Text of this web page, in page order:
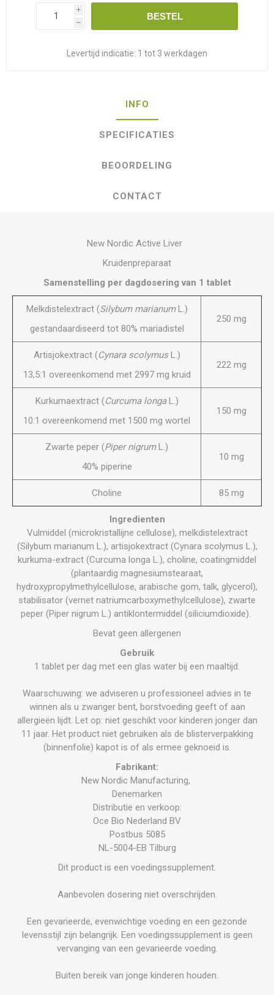
i
h
BESTEL
Levertijd indicatie: 1 tot 3 werkdagen
INFO
SPECIFICATIES
BEOORDELING
CONTACT
New Nordic Active Liver
Kruidenpreparaat
Samenstelling per dagdosering van 1 tablet
Melkdistelextract (Silybum marianumL.)
gestandaardiseerd tot 80% mariadistel
250 mg
Artisjokextract (Cynara scolymusL.)
13,5:1 overeenkomend met 2997 mg kruid
222 mg
Kurkumaextract (Curcuma longaL.)
10:1 overeenkomend met 1500 mg wortel
150 mg
Zwarte peper (Piper nigrumL.)
40% piperine
10 mg
Choline 85 mg
Ingredienten
Vulmiddel (microkristallijne cellulose), melkdistelextract
(Silybum marianum L.), artisjokextract (Cynara scolymus L.),
kurkuma-extract (Curcuma longa L.), choline, coatingmiddel
(plantaardig magnesiumstearaat,
hydroxypropylmethylcellulose, arabische gom, talk, glycerol),
stabilisator (vernet natriumcarboxymethylcellulose), zwarte
peper (Piper nigrum L.) antiklontermiddel (siliciumdioxide).
Bevat geen allergenen
Gebruik
1 tablet per dag met een glas water bij een maaltijd.
Waarschuwing: we adviseren u professioneel advies in te
winnen als u zwanger bent, borstvoeding geeft of aan
allergieën lijdt. Let op: niet geschikt voor kinderen jonger dan
11 jaar. Het product niet gebruiken als de blisterverpakking
(binnenfolie) kapot is of als ermee geknoeid is.
Fabrikant:
New Nordic Manufacturing,
Denemarken
Distributie en verkoop:
Oce Bio Nederland BV
Postbus 5085
NL-5004-EB Tilburg
Dit product is een voedingssupplement.
Aanbevolen dosering niet overschrijden.
Een gevarieerde, evenwichtige voeding en een gezonde
levensstijl zijn belangrijk. Een voedingssupplement is geen
vervanging van een gevarieerde voeding.
Buiten bereik van jonge kinderen houden.